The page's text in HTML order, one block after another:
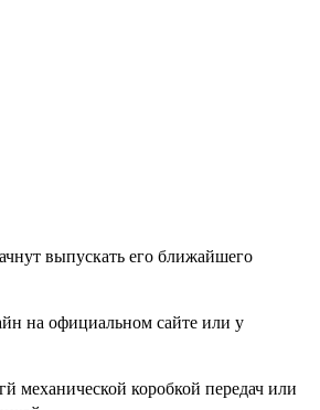
выпускать его ближайшего
на официальном сайте или у
механической коробкой передач или